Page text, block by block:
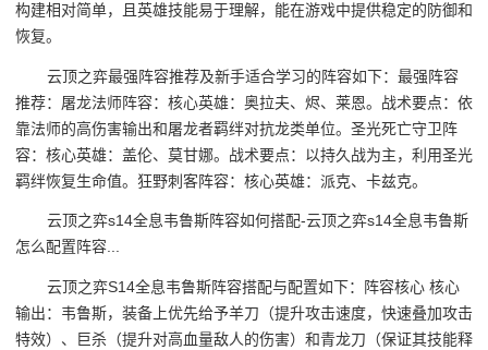
构建相对简单，且英雄技能易于理解，能在游戏中提供稳定的防御和
恢复。
云顶之弈最强阵容推荐及新手适合学习的阵容如下：最强阵容
推荐：屠龙法师阵容：核心英雄：奥拉夫、烬、莱恩。战术要点：依
靠法师的高伤害输出和屠龙者羁绊对抗龙类单位。圣光死亡守卫阵
容：核心英雄：盖伦、莫甘娜。战术要点：以持久战为主，利用圣光
羁绊恢复生命值。狂野刺客阵容：核心英雄：派克、卡兹克。
云顶之弈s14全息韦鲁斯阵容如何搭配-云顶之弈s14全息韦鲁斯
怎么配置阵容...
云顶之弈S14全息韦鲁斯阵容搭配与配置如下：阵容核心 核心
输出：韦鲁斯，装备上优先给予羊刀（提升攻击速度，快速叠加攻击
特效）、巨杀（提升对高血量敌人的伤害）和青龙刀（保证其技能释